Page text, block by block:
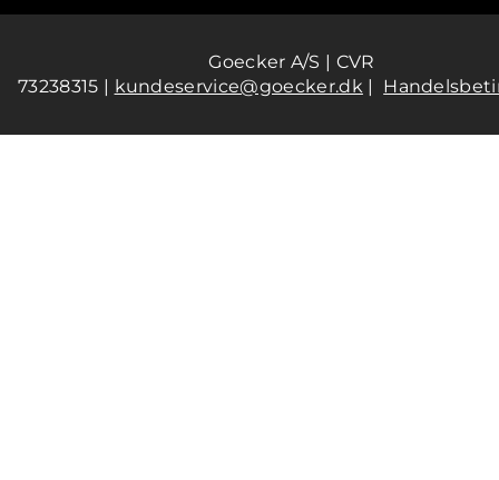
Goecker A/S | CVR
73238315 | kundeservice@goecker.dk|